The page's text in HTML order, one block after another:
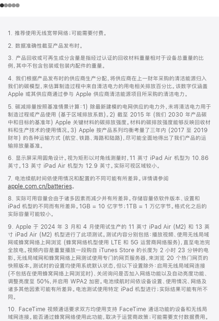
页
页
脚
注
1. 推荐使用无线宽带网络；可能需要付费。
2. 数据准确性截至产品发布时。
3. 产品回收或可再生成分含量是指经过认证的回收材料重量相对于设备总重量的比
例，其中不包含包装或包装内配件的重量。
4. 我们根据产品发布时的供应商生产分配，将供应商在上一财年采购的清洁能源归入
我们的碳模型，来估算制造过程中来自清洁电力的用电相关排放百分比。该数字仅涵盖
Apple 或其供应商通过参与 Apple 供应商清洁能源项目所采购的清洁电力。
5. 碳减排量按照基准情景计算：1) 除最新建模的电网供应的电力外，未将清洁电力用于
制造过程或产品使用 (基于区域排放系数)。2) 截至 2015 年 (我们 2030 年产品碳
中和目标的基准年) Apple 关键材料的碳排放强度。材料的碳排放强度能够反映回收材
料和生产技术的使用情况。3) Apple 按产品系列均衡考量了三年内 (2017 至 2019
财年) 的各种运输方式 (航空、铁路、海路和陆路)，尽可能全面地得出了我们产品的运
输排放量基准。
6. 显示屏采用圆角设计。视为矩形以对角线测量时，11 英寸 iPad Air 机型为 10.86
英寸。13 英寸 iPad Air 机型为 12.9 英寸。实际可视区域较小。
7. 电池续航时间依使用情况和配置的不同可能有所差异。详情请参阅
apple.com.cn/batteries。
8. 实际可用容量会由于诸多因素而减少并有所差异。存储容量依软件版本、设置和
iPad 机型的不同而有所差异。1GB = 10 亿字节；1TB = 1 万亿字节。格式化之后的
实际容量可能较小。
9. Apple 于 2024 年 3 月和 4 月使用试生产的 11 英寸 iPad Air (M2) 和 13 英
寸 iPad Air (M2) 机型进行了此项测试。测试内容分别包括：播放视频、使用无线局域
网或蜂窝网络上网浏览 (蜂窝网络机型使用 LTE 和 5G 运营商网络服务)，直至电池完
全放电。视频内容是重复播放一段购自 iTunes Store 的长度为 2 小时 23 分钟的电
影。无线局域网和蜂窝网络上网测试使用专门的网页服务器，来浏览 20 个热门网页的
快照版本。测试时的设置均使用系统默认状态，但以下设置除外：启用无线局域网连接
(不包括在使用蜂窝网络上网浏览时)、关闭询问是否加入网络功能以及自动亮度功能、
调整亮度至 50%，并启用 WPA2 加密。电池续航时间依设备设置、使用情况、网络及
诸多其他因素可能有所差异。电池测试使用特定 iPad 机型进行；实际结果可能有所不
同。
10. FaceTime 视频通话要求双方均使用支持 FaceTime 通话功能的设备和无线局
域网连接。能否通过蜂窝网络使用此功能，取决于运营商政策；可能需要支付数据费用。